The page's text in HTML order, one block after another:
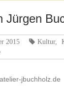
Jürgen
2015 Kultur,
jbuchholz.de